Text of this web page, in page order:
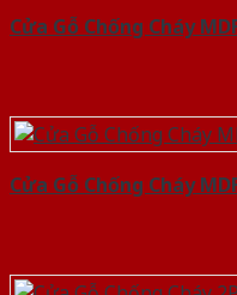
Cửa Gỗ Chống Cháy
Cửa Gỗ Chống Cháy